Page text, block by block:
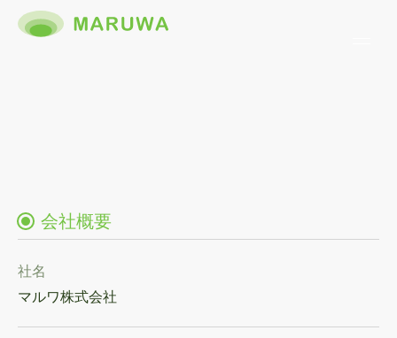
会社概要
社名
マルワ株式会社